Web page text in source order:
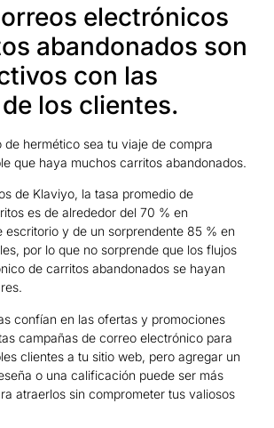
electrónicos
abandonados son
con las
los clientes.
de hermético sea tu viaje de compra
que haya muchos carritos abandonados.
de Klaviyo, la tasa promedio de
es de alrededor del 70 % en
escritorio y de un sorprendente 85 % en
por lo que no sorprende que los flujos
de carritos abandonados se hayan
confían en las ofertas y promociones
campañas de correo electrónico para
clientes a tu sitio web, pero agregar un
o una calificación puede ser más
atraerlos sin comprometer tus valiosos